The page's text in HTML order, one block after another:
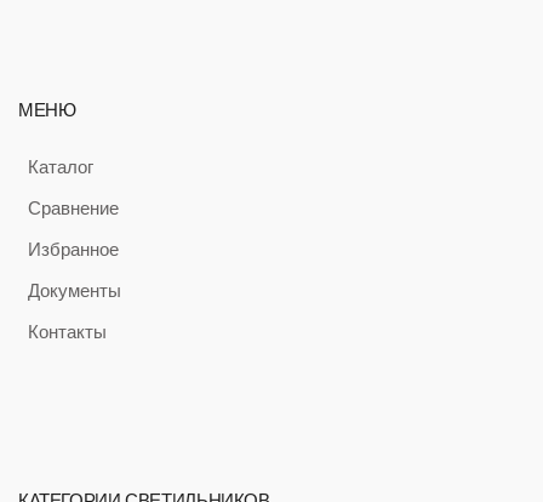
МЕНЮ
Каталог
Сравнение
Избранное
Документы
Контакты